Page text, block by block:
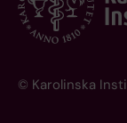
© Karolinska